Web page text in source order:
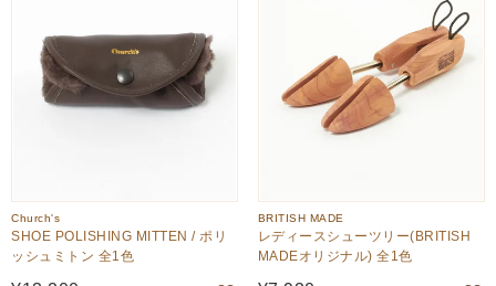
Church's
SHOE POLISHING MITTEN / ポリ
ッシュミトン 全1色
BRITISH MADE
レディースシューツリー(BRITISH
MADEオリジナル) 全1色